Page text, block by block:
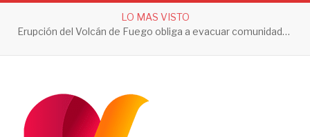
LO MAS VISTO
Erupción del Volcán de Fuego obliga a evacuar comunidades y mantiene en alerta a Guatemala